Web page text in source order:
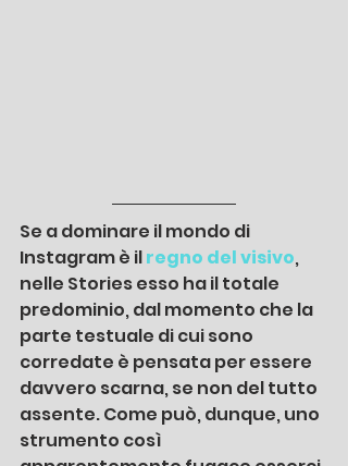
Se a dominare il mondo di
Instagram è il regno del visivo,
nelle Stories esso ha il totale
predominio, dal momento che la
parte testuale di cui sono
corredate è pensata per essere
davvero scarna, se non del tutto
assente. Come può, dunque, uno
strumento così